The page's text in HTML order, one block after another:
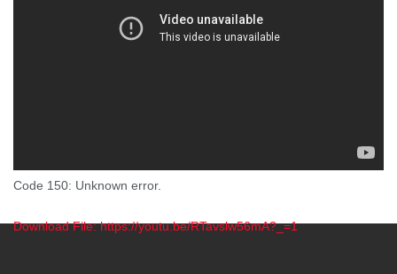
Code 150: Unknown error.
Download File: https://youtu.be/RTavslw56mA?_=1